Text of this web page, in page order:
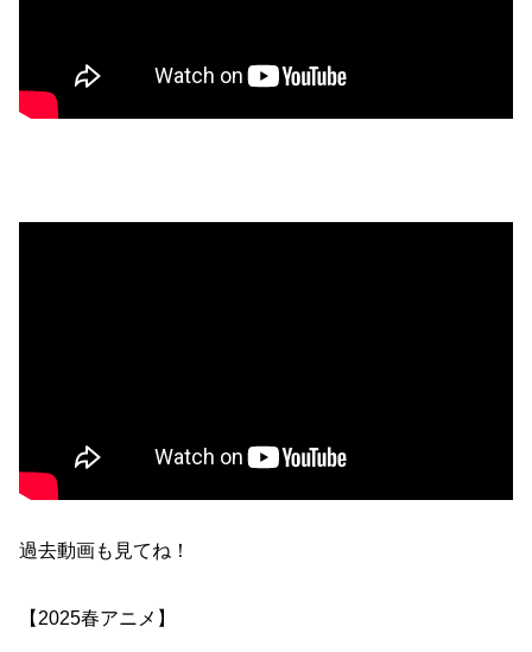
過去動画も見てね！
【2025春アニメ】